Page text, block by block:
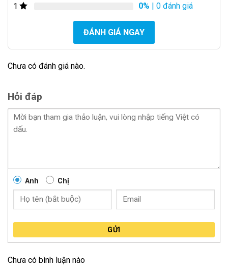
Hiệu Suất và Độ Bền Cao
Bóng đèn F35 không chỉ tăng cường tầm nhìn mà còn
sở hữu tuổi thọ cao hơn nhiều so với bóng đèn thông
thường, giúp giảm tần suất thay thế và tiết kiệm chi phí
lên đến 03 năm, khách hàng hoàn toàn có thể yên tâm
Trải Nghiệm Lái Xe Tuyệt Vời
Với công nghệ tiên tiến và hiệu suất vượt trội, đèn Bi
còn tăng cường sự tự tin khi lái xe trong mọi điều kiện
thời tiết.
Giá đèn bi LED Zestech F35 tại Minh Thành Auto
1
0% | 0 đánh giá
ĐÁNH GIÁ NGAY
Chưa có đánh giá nào.
Hỏi đáp
Anh Chị
GỬI
Chưa có bình luận nào